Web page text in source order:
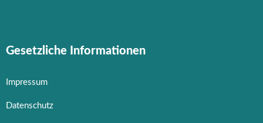
Gesetzliche Informationen
Impressum
Datenschutz